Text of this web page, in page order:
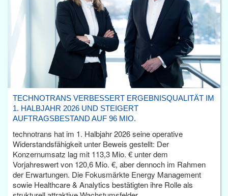
TECHNOTRANS VERBESSERT ERGEBNISQUALITÄT IM
1. HALBJAHR 2026 UND STEIGERT
AUFTRAGSBESTAND AUF 96 MIO.
technotrans hat im 1. Halbjahr 2026 seine operative
Widerstandsfähigkeit unter Beweis gestellt: Der
Konzernumsatz lag mit 113,3 Mio. € unter dem
Vorjahreswert von 120,6 Mio. €, aber dennoch im Rahmen
der Erwartungen. Die Fokusmärkte Energy Management
sowie Healthcare & Analytics bestätigten ihre Rolle als